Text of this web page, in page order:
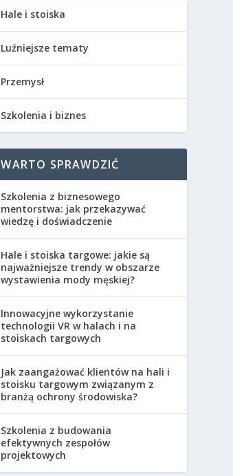
Hale i stoiska
Luźniejsze tematy
Przemysł
Szkolenia i biznes
WARTO SPRAWDZIĆ
Szkolenia z biznesowego
mentorstwa: jak przekazywać
wiedzę i doświadczenie
Hale i stoiska targowe: jakie są
najważniejsze trendy w obszarze
wystawienia mody męskiej?
Innowacyjne wykorzystanie
technologii VR w halach i na
stoiskach targowych
Jak zaangażować klientów na hali i
stoisku targowym związanym z
branżą ochrony środowiska?
Szkolenia z budowania
efektywnych zespołów
projektowych